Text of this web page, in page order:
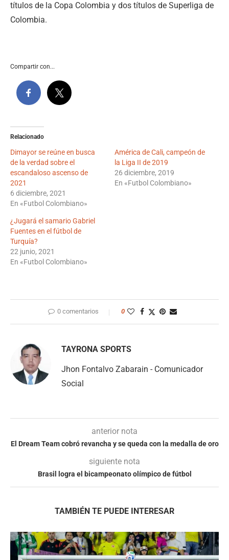
títulos de la Copa Colombia y dos títulos de Superliga de
Colombia.
Compartir con...
Relacionado
Dimayor se reúne en busca
de la verdad sobre el
escandaloso ascenso de
2021
6 diciembre, 2021
En «Futbol Colombiano»
América de Cali, campeón de
la Liga II de 2019
26 diciembre, 2019
En «Futbol Colombiano»
¿Jugará el samario Gabriel
Fuentes en el fútbol de
Turquía?
22 junio, 2021
En «Futbol Colombiano»
0 comentarios 0
TAYRONA SPORTS
Jhon Fontalvo Zabarain - Comunicador
Social
anterior nota
El Dream Team cobró revancha y se queda con la medalla de oro
siguiente nota
Brasil logra el bicampeonato olímpico de fútbol
TAMBIÉN TE PUEDE INTERESAR